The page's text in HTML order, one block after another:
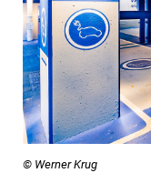
© Werner Krug